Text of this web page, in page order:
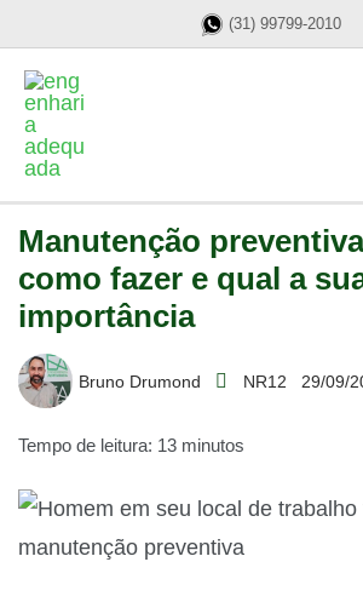
(31) 99799-2010
Manutenção
como fazer e qual a
importância
Bruno Drumond NR12 29/09/
Tempo de leitura: 13 minutos